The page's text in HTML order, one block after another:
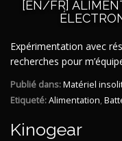
[EN/FR]
Expérimentation avec
recherches pour
Publié dans:Matériel
Etiqueté:Alimentation,
Kinogear